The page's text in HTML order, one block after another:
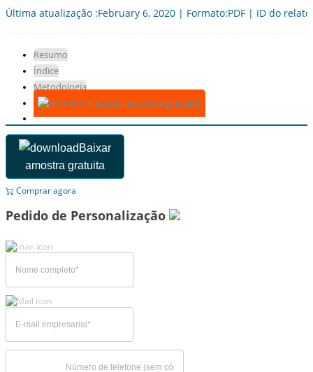
Última atualização :February 6, 2020 | Formato:PDF | ID do
Resumo
Índice
Metodologia
Baixar amostra gratuita
Baixar
amostra gratuita
Comprar agora
Pedido de Personalização